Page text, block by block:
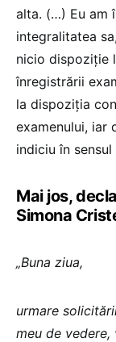
alta. (…) Eu am
integralitatea
nicio dispoziție
înregistrării
la dispoziția
examenului, iar
indiciu în
Mai jos,
Simona
„Buna ziua,
urmare
meu de vedere,